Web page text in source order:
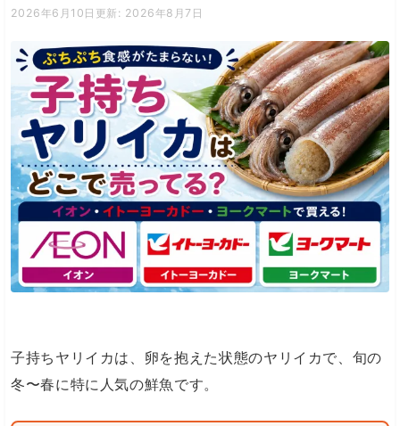
2026年6月10日 更新: 2026年8月7日
子持ちヤリイカは、卵を抱えた状態のヤリイカで、旬の
冬〜春に特に人気の鮮魚です。